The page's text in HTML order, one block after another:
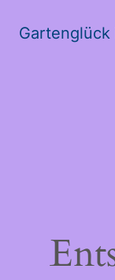
Gartenglück